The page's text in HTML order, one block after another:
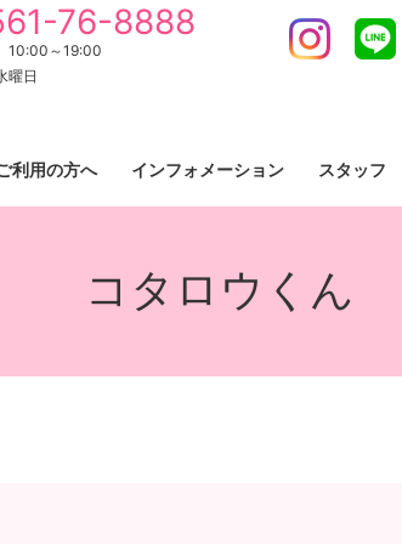
76-8888
10:00～19:00
曜日
Instagram
利用の方へ インフォメーション スタッフ
コタロウくん